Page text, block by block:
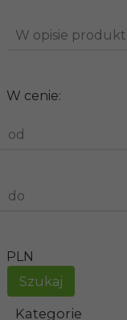
W opisie
W cenie:
od
do
PLN
Kategorie